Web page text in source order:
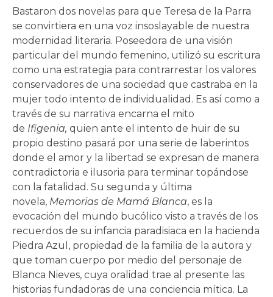
Bastaron dos novelas para que Teresa de la Parra
se convirtiera en una voz insoslayable de nuestra
modernidad literaria. Poseedora de una visión
particular del mundo femenino, utilizó su escritura
como una estrategia para contrarrestar los valores
conservadores de una sociedad que castraba en la
mujer todo intento de individualidad. Es así como a
través de su narrativa encarna el mito
de Ifigenia, quien ante el intento de huir de su
propio destino pasará por una serie de laberintos
donde el amor y la libertad se expresan de manera
contradictoria e ilusoria para terminar topándose
con la fatalidad. Su segunda y última
novela, Memorias de Mamá Blanca, es la
evocación del mundo bucólico visto a través de los
recuerdos de su infancia paradisiaca en la hacienda
Piedra Azul, propiedad de la familia de la autora y
que toman cuerpo por medio del personaje de
Blanca Nieves, cuya oralidad trae al presente las
historias fundadoras de una conciencia mítica. La